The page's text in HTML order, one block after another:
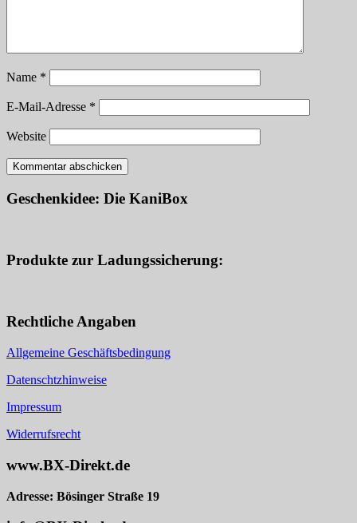
Name *
E-Mail-Adresse *
Website
Geschenkidee: Die KaniBox
Produkte zur Ladungssicherung:
Rechtliche Angaben
Allgemeine Geschäftsbedingung
Datenschtzhinweise
Impressum
Widerrufsrecht
www.BX-Direkt.de
Adresse: Bösinger Straße 19